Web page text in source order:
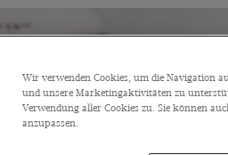
Wir verwenden Cookies, um die Navigation
und unsere Marketingaktivitäten zu
Verwendung aller Cookies zu. Sie können
anzupassen.